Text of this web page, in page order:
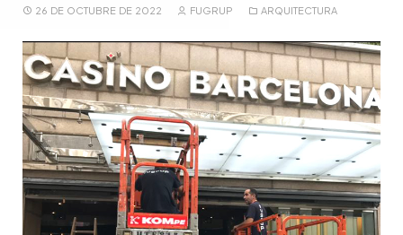
26 DE OCTUBRE DE 2022 FUGRUP ARQUITECTURA